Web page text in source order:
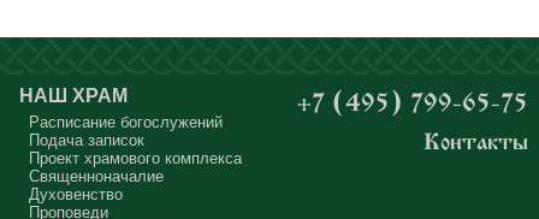
сердца?
Бог открыл помыслы людей, стоящих в храме, и он ужаснулся
тому, что никто из них не молится – ни один человек, кроме одного
мальчика. Мысли у людей о чём угодно: о работе, о молодой жене
или возлюбленной, о детях, о долгах, о футбольном матче, о
путешествиях, о скором отпуске, о билетах, о машине, об одежде, о
том, что будет после службы, где я буду обедать, куда пойду, что
подарить, что подарят, что я посмотрю, что, может быть, почитаю...
Где здесь место для Бога?
НАШ ХРАМ
Расписание богослужений
Подача записок
Проект храмового комплекса
Священноначалие
Духовенство
Проповеди
+7 (495) 799-65-75
Контакты